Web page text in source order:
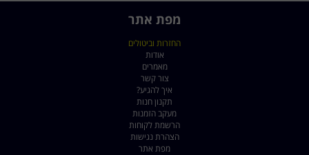
מפת אתר
החזרות וביטולים
אודות
מאמרים
צור קשר
איך להגיע?
תקנון חנות
מעקב הזמנות
הרשמת לקוחות
הצהרת נגישות
מפת אתר